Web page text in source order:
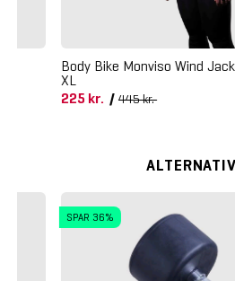
Body Bike Monviso Wind
XL
225 kr./ 445 kr.
SPAR 36%